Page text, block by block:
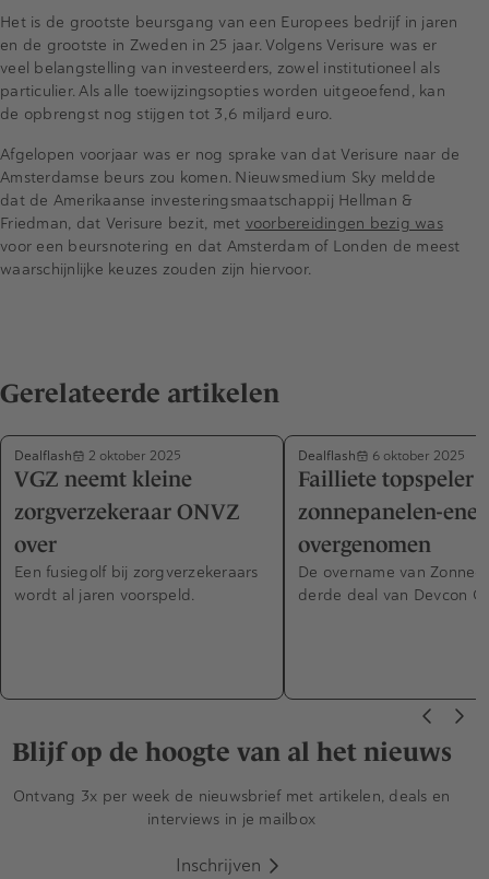
Het is de grootste beursgang van een Europees bedrijf in jaren
en de grootste in Zweden in 25 jaar. Volgens Verisure was er
veel belangstelling van investeerders, zowel institutioneel als
particulier. Als alle toewijzingsopties worden uitgeoefend, kan
de opbrengst nog stijgen tot 3,6 miljard euro.
Afgelopen voorjaar was er nog sprake van dat Verisure naar de
Amsterdamse beurs zou komen. Nieuwsmedium Sky meldde
dat de Amerikaanse investeringsmaatschappij Hellman &
Friedman, dat Verisure bezit, met voorbereidingen bezig was
voor een beursnotering en dat Amsterdam of Londen de meest
waarschijnlijke keuzes zouden zijn hiervoor.
Gerelateerde artikelen
Dealflash 2 oktober 2025
VGZ neemt kleine
zorgverzekeraar ONVZ
over
Een fusiegolf bij zorgverzekeraars
wordt al jaren voorspeld.
Dealflash 6 oktober 2025
Failliete topspeler
zonnepanelen-
overgenomen
De overname van
derde deal van Devcon
Blijf op de hoogte van al het nieuws
Ontvang 3x per week de nieuwsbrief met artikelen, deals en
interviews in je mailbox
Inschrijven